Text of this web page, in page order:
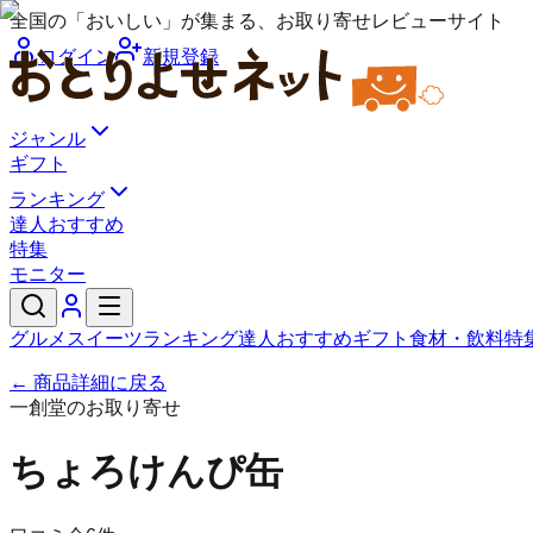
全国の「おいしい」が集まる、お取り寄せレビューサイト
ログイン
新規登録
ジャンル
ギフト
ランキング
達人おすすめ
特集
モニター
グルメ スイーツランキング達人おすすめギフト 食材・飲料特
← 商品詳細に戻る
一創堂のお取り寄せ
ちょろけんぴ缶